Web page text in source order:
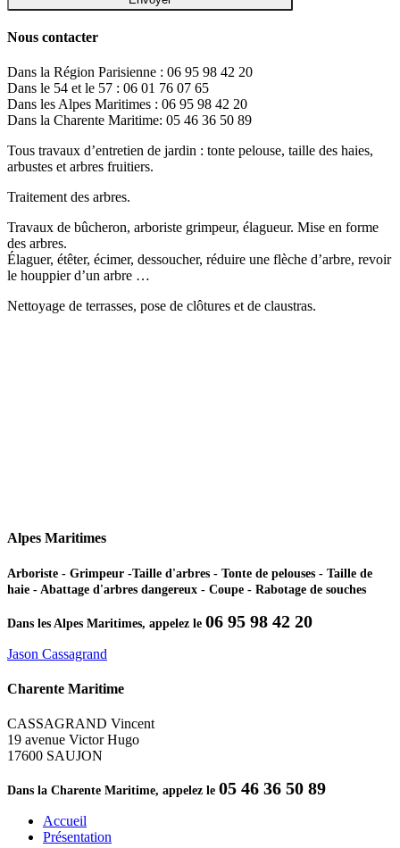
Nous contacter
Dans la Région Parisienne : 06 95 98 42 20
Dans le 54 et le 57 : 06 01 76 07 65
Dans les Alpes Maritimes : 06 95 98 42 20
Dans la Charente Maritime: 05 46 36 50 89
Tous travaux d’entretien de jardin : tonte pelouse, taille des haies,
arbustes et arbres fruitiers.
Traitement des arbres.
Travaux de bûcheron, arboriste grimpeur, élagueur. Mise en forme
des arbres.
Élaguer, étêter, écimer, dessoucher, réduire une flèche d’arbre, revoir
le houppier d’un arbre …
Nettoyage de terrasses, pose de clôtures et de claustras.
Alpes Maritimes
Arboriste - Grimpeur -Taille d'arbres - Tonte de pelouses - Taille de
haie - Abattage d'arbres dangereux - Coupe - Rabotage de souches
Dans les Alpes Maritimes, appelez le 06 95 98 42 20
Jason Cassagrand
Charente Maritime
CASSAGRAND Vincent
19 avenue Victor Hugo
17600 SAUJON
Dans la Charente Maritime, appelez le 05 46 36 50 89
Accueil
Présentation